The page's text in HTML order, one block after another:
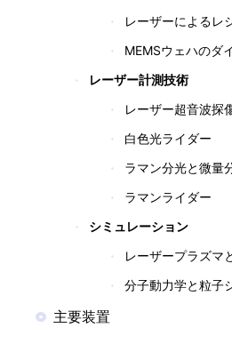
レーザーによるレ
MEMSウェハのダ
レーザー計測技術
レーザー超音波探
白色光ライダー
ラマン分光と微量
ラマンライダー
シミュレーション
レーザープラズマ
分子動力学と粒子
主要装置